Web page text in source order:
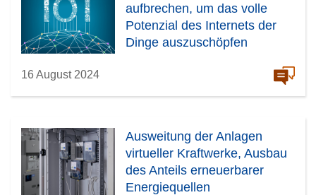
aufbrechen, um das volle
Potenzial des Internets der
Dinge auszuschöpfen
16 August 2024
Ausweitung der Anlagen
virtueller Kraftwerke, Ausbau
des Anteils erneuerbarer
Energiequellen